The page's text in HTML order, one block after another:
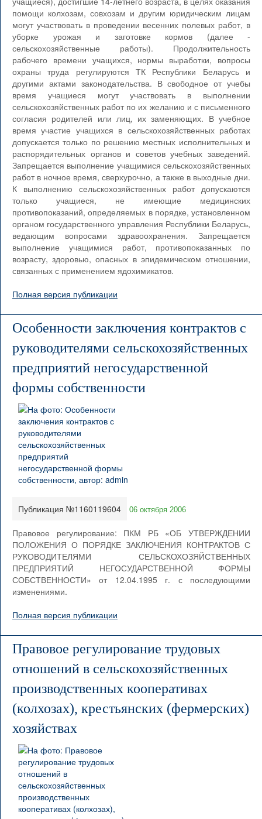
помощи колхозам, совхозам и другим юридическим лицам
могут участвовать в проведении весенних полевых работ, в
уборке урожая и заготовке кормов (далее -
сельскохозяйственные работы). Продолжительность
рабочего времени учащихся, нормы выработки, вопросы
охраны труда регулируются ТК Республики Беларусь и
другими актами законодательства. В свободное от учебы
время учащиеся могут участвовать в выполнении
сельскохозяйственных работ по их желанию и с письменного
согласия родителей или лиц, их заменяющих. В учебное
время участие учащихся в сельскохозяйственных работах
допускается только по решению местных исполнительных и
распорядительных органов и советов учебных заведений.
Запрещается выполнение учащимися сельскохозяйственных
работ в ночное время, сверхурочно, а также в выходные дни.
К выполнению сельскохозяйственных работ допускаются
только учащиеся, не имеющие медицинских
противопоказаний, определяемых в порядке, установленном
органом государственного управления Республики Беларусь,
ведающим вопросами здравоохранения. Запрещается
выполнение учащимися работ, противопоказанных по
возрасту, здоровью, опасных в эпидемическом отношении,
связанных с применением ядохимикатов.
Полная версия публикации
Особенности заключения контрактов с
руководителями сельскохозяйственных
предприятий негосударственной
формы собственности
Публикация №1160119604 06 октября 2006
Правовое регулирование: ПКМ РБ «ОБ УТВЕРЖДЕНИИ
ПОЛОЖЕНИЯ О ПОРЯДКЕ ЗАКЛЮЧЕНИЯ КОНТРАКТОВ С
РУКОВОДИТЕЛЯМИ СЕЛЬСКОХОЗЯЙСТВЕННЫХ
ПРЕДПРИЯТИЙ НЕГОСУДАРСТВЕННОЙ ФОРМЫ
СОБСТВЕННОСТИ» от 12.04.1995 г. с последующими
изменениями.
Полная версия публикации
Правовое регулирование трудовых
отношений в сельскохозяйственных
производственных кооперативах
(колхозах), крестьянских (фермерских)
хозяйствах